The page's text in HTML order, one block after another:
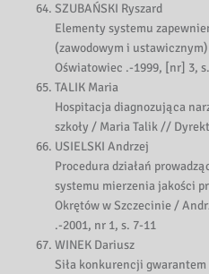
SZUBAŃSKI Ryszard
Elementy systemu
(zawodowym i
Oświatowiec .-1999, [nr] 3,
TALIK Maria
Hospitacja diagnozująca
szkoły / Maria Talik //
USIELSKI Andrzej
Procedura działań
systemu mierzenia jakości
Okrętów w Szczecinie /
.-2001, nr 1, s. 7-11
WINEK Dariusz
Siła konkurencji